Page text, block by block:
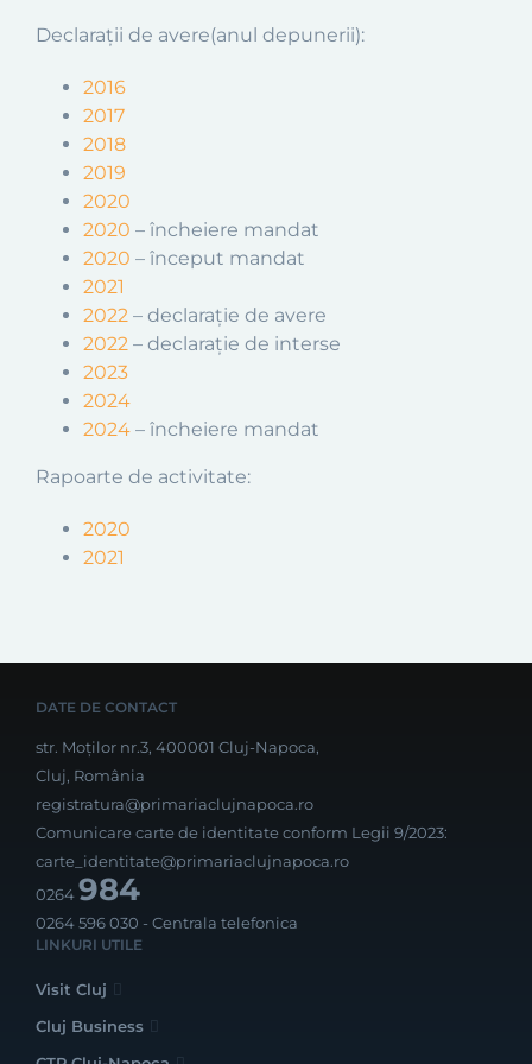
Declarații de avere(anul depunerii):
2016
2017
2018
2019
2020
2020 – încheiere mandat
2020 – început mandat
2021
2022 – declarație de avere
2022 – declarație de interse
2023
2024
2024 – încheiere mandat
Rapoarte de activitate:
2020
2021
DATE DE CONTACT
str. Moților nr.3, 400001 Cluj-Napoca,
Cluj, România
registratura@primariaclujnapoca.ro
Comunicare carte de identitate conform Legii 9/2023:
carte_identitate@primariaclujnapoca.ro
0264984
0264 596 030 - Centrala telefonica
LINKURI UTILE
Visit Cluj
Cluj Business